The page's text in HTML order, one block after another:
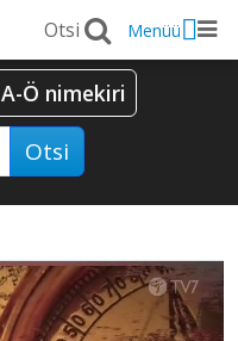
Menüü
A-Ö nimekiri
Otsi